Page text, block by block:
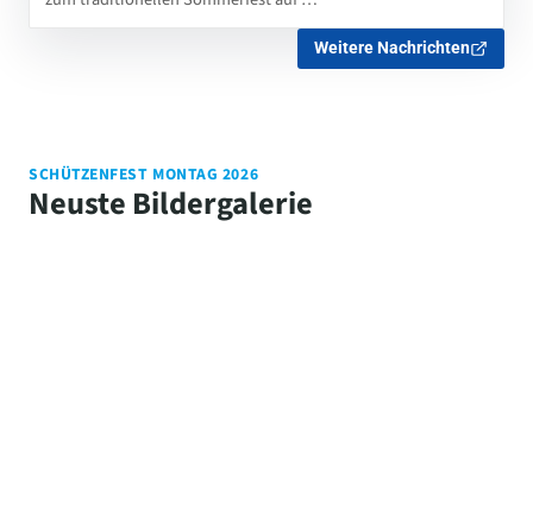
Weitere Nachrichten
SCHÜTZENFEST MONTAG 2026
Neuste Bildergalerie